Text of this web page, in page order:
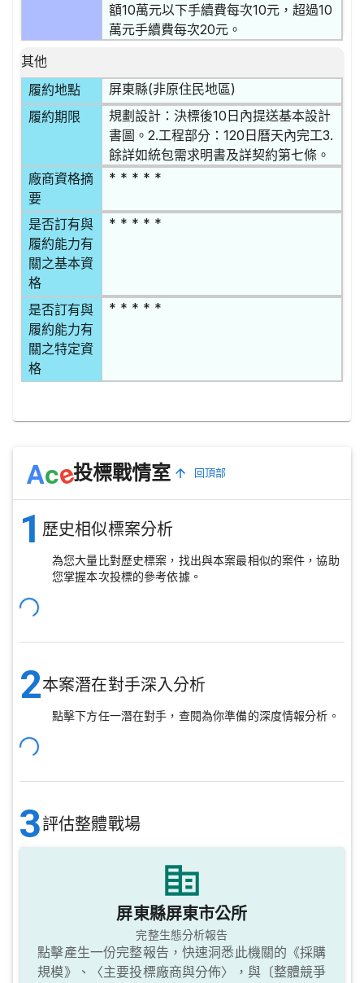
額10萬元以下手續費每次10元，超過10
萬元手續費每次20元。
其他
履約地點
屏東縣(非原住民地區)
履約期限
規劃設計：決標後10日內提送基本設計
書圖。2.工程部分：120日曆天內完工3.
餘詳如統包需求明書及詳契約第七條。
廠商資格摘
要
* * * * *
是否訂有與
履約能力有
關之基本資
格
* * * * *
是否訂有與
履約能力有
關之特定資
格
* * * * *
Ace投標戰情室 回頂部
1 歷史相似標案分析
為您大量比對歷史標案，找出與本案最相似的案件，協助
您掌握本次投標的參考依據。
2本案潛在對手深入分析
點擊下方任一潛在對手，查閱為你準備的深度情報分析。
3評估整體戰場
屏東縣屏東市公所
完整生態分析報告
點擊產生一份完整報告，快速洞悉此機關的《採購
規模》、〈主要投標廠商與分佈〉，與〔整體競爭